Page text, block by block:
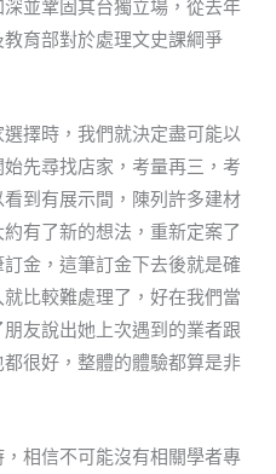
並鞏固其台獨立場，從去年
育部對於處理文史課綱爭
擇時，我們就決定盡可能以
先尋找店家，考量再三，考
到有展示間，陳列許多建材
有了新的想法，重新定案了
金，這筆訂金下去後就是確
比較難處理了，好在我們當
友說出她上次遇到的業者跟
很好，整體的體驗都算是非
相信不可能沒有相關學者專